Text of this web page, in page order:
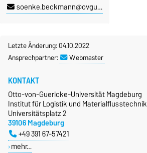
soenke.beckmann@ovgu.de
Letzte Änderung: 04.10.2022
Ansprechpartner:
Webmaster
KONTAKT
Otto-von-Guericke-Universität Magdeburg
Institut für Logistik und Materialflusstechnik
Universitätsplatz 2
39106 Magdeburg
+49 391 67-57421
mehr…